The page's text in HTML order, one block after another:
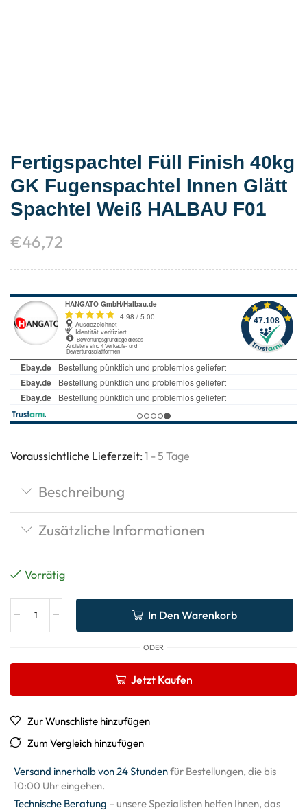
Fertigspachtel Füll Finish 40kg
GK Fugenspachtel Innen Glätt
Spachtel Weiß HALBAU F01
€46,72
Voraussichtliche Lieferzeit: 1 - 5 Tage
Beschreibung
Zusätzliche Informationen
Vorrätig
In Den Warenkorb
ODER
Jetzt Kaufen
Zur Wunschliste hinzufügen
Zum Vergleich hinzufügen
Versand innerhalb von 24 Stundenfür Bestellungen, die bis
10:00 Uhr eingehen.
Technische Beratung – unsere Spezialisten helfen Ihnen, das